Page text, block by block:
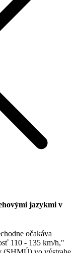
jazykmi v
očakáva
110 - 135 km/h,"